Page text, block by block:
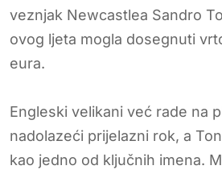
veznjak Newcastlea Sandro
ovog ljeta mogla dosegnuti
eura.
Engleski velikani već rade na
nadolazeći prijelazni rok, a
kao jedno od ključnih imena.